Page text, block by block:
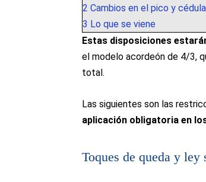
2 Cambios en el pico y cédula
3 Lo que se viene
Estas disposiciones
el modelo acordeón de 4/3,
total.
Las siguientes son las
aplicación obligatoria en
Toques de queda y ley